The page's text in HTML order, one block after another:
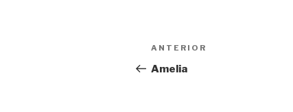
Navegação
de
Anterior
ANTERIOR
Amelia